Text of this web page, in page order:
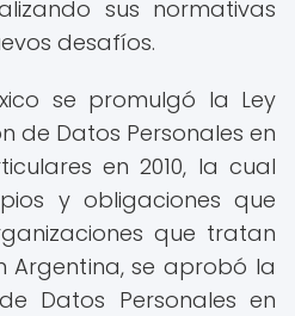
sus normativas
desafíos.
se promulgó la Ley
de Datos Personales en
en 2010, la cual
y obligaciones que
que tratan
Argentina, se aprobó la
Datos Personales en